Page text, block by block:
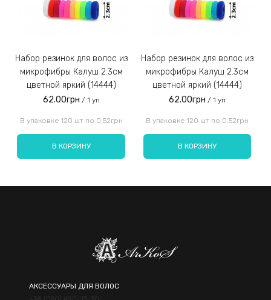
Набор резинок для волос из
микрофибры Калуш 2.3см
цветной яркий (14444)
62.00грн / 1 уп
В упаковке 120 шт по 0.52грн
В КОРЗИНУ
Набор резинок для волос из
микрофибры Калуш 2.3см
цветной яркий (14444)
62.00грн / 1 уп
В упаковке 120 шт по 0.52грн
В КОРЗИНУ
АКСЕССУАРЫ ДЛЯ ВОЛОС